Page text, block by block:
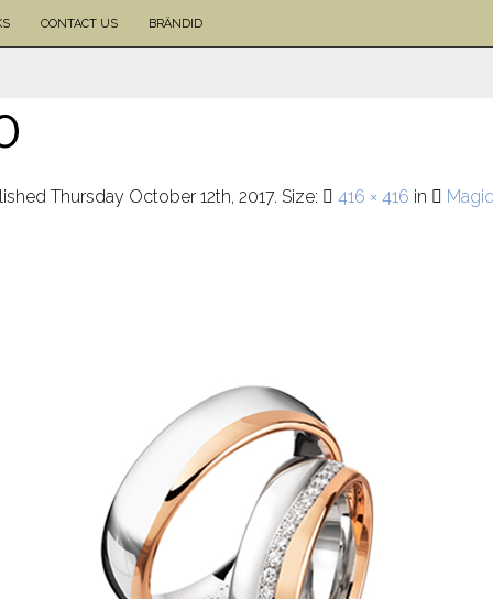
CONTACT US BRÄNDID
Thursday October 12th, 2017. Size: 416 × 416 in